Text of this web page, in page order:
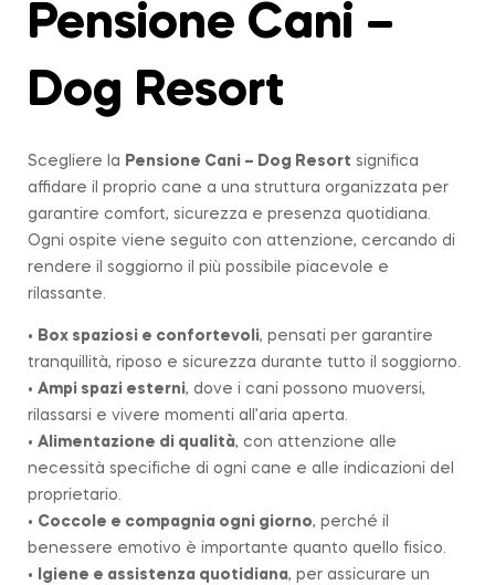
Pensione Cani –
Dog Resort
Scegliere la Pensione Cani – Dog Resort significa
affidare il proprio cane a una struttura organizzata per
garantire comfort, sicurezza e presenza quotidiana.
Ogni ospite viene seguito con attenzione, cercando di
rendere il soggiorno il più possibile piacevole e
rilassante.
• Box spaziosi e confortevoli, pensati per garantire
tranquillità, riposo e sicurezza durante tutto il soggiorno.
• Ampi spazi esterni, dove i cani possono muoversi,
rilassarsi e vivere momenti all’aria aperta.
• Alimentazione di qualità, con attenzione alle
necessità specifiche di ogni cane e alle indicazioni del
proprietario.
• Coccole e compagnia ogni giorno, perché il
benessere emotivo è importante quanto quello fisico.
•
Igiene e assistenza quotidiana, per assicurare un